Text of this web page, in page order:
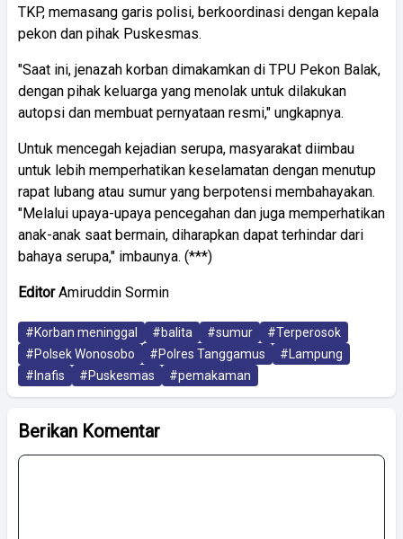
TKP, memasang garis polisi, berkoordinasi dengan kepala
pekon dan pihak Puskesmas.
"Saat ini, jenazah korban dimakamkan di TPU Pekon Balak,
dengan pihak keluarga yang menolak untuk dilakukan
autopsi dan membuat pernyataan resmi," ungkapnya.
Untuk mencegah kejadian serupa, masyarakat diimbau
untuk lebih memperhatikan keselamatan dengan menutup
rapat lubang atau sumur yang berpotensi membahayakan.
"Melalui upaya-upaya pencegahan dan juga memperhatikan
anak-anak saat bermain, diharapkan dapat terhindar dari
bahaya serupa," imbaunya. (***)
EditorAmiruddin Sormin
#Korban meninggal #balita #sumur
#Terperosok
#Polsek Wonosobo
#Polres Tanggamus
#Lampung
#Inafis
#Puskesmas #pemakaman
Berikan Komentar